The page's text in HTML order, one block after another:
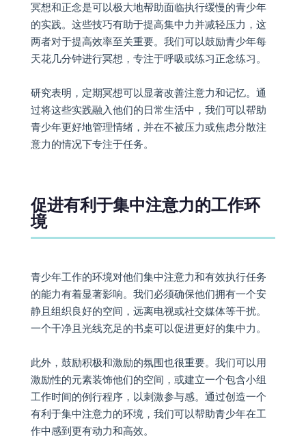
冥想和正念是可以极大地帮助面临执行缓慢的青少年
的实践。这些技巧有助于提高集中力并减轻压力，这
两者对于提高效率至关重要。我们可以鼓励青少年每
天花几分钟进行冥想，专注于呼吸或练习正念练习。
研究表明，定期冥想可以显著改善注意力和记忆。通
过将这些实践融入他们的日常生活中，我们可以帮助
青少年更好地管理情绪，并在不被压力或焦虑分散注
意力的情况下专注于任务。
促进有利于集中注意力的工作环
境
青少年工作的环境对他们集中注意力和有效执行任务
的能力有着显著影响。我们必须确保他们拥有一个安
静且组织良好的空间，远离电视或社交媒体等干扰。
一个干净且光线充足的书桌可以促进更好的集中力。
此外，鼓励积极和激励的氛围也很重要。我们可以用
激励性的元素装饰他们的空间，或建立一个包含小组
工作时间的例行程序，以刺激参与感。通过创造一个
有利于集中注意力的环境，我们可以帮助青少年在工
作中感到更有动力和高效。